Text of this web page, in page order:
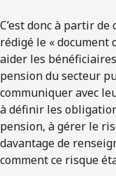
C’est donc à partir
rédigé le «
aider les
pension du secteur
communiquer avec
à définir les
pension, à gérer le
davantage de
comment ce risque